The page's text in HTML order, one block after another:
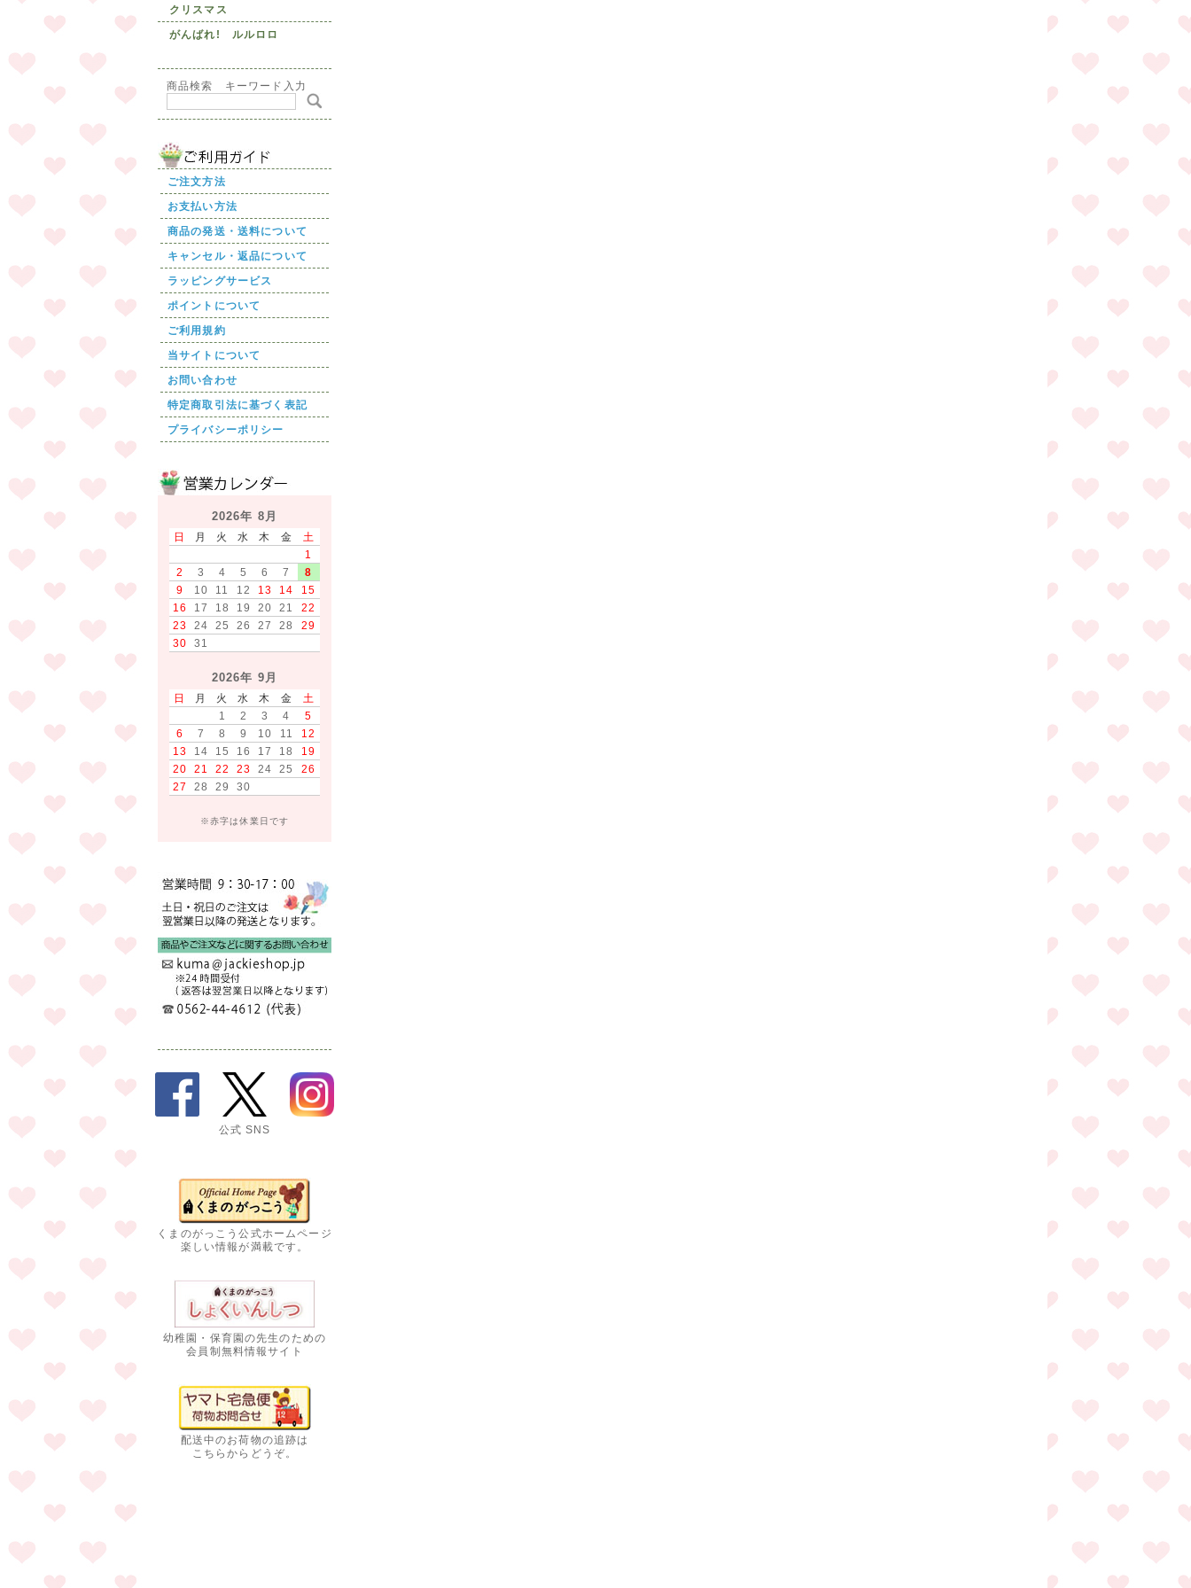
クリスマス
がんばれ! ルルロロ
商品検索 キーワード入力
ご注文方法
お支払い方法
商品の発送・送料について
キャンセル・返品について
ラッピングサービス
ポイントについて
ご利用規約
当サイトについて
お問い合わせ
特定商取引法に基づく表記
プライバシーポリシー
2026年 8月
日 月 火 水 木 金
土
1
2
3 4 5 6 7
8
9
10 11 12 13 14
15
16
17 18 19 20 21
22
23
24 25 26 27 28
29
30
31
2026年 9月
日 月 火 水 木 金
土
1
2 3 4
5
6
7 8 9 10 11
12
13
14 15 16 17 18
19
20
21 22 23 24 25
26
27
28 29 30
※赤字は休業日です
公式 SNS
くまのがっこう公式ホームページ
楽しい情報が満載です。
幼稚園・保育園の先生のための
会員制無料情報サイト
配送中のお荷物の追跡は
こちらからどうぞ。